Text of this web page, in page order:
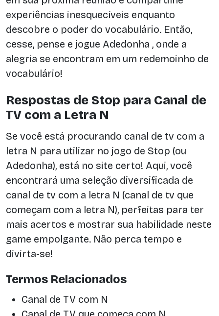
experiências inesquecíveis enquanto
descobre o poder do vocabulário. Então,
cesse, pense e jogue Adedonha , onde a
alegria se encontram em um redemoinho de
vocabulário!
Respostas de Stop para Canal de
TV com a Letra N
Se você está procurando canal de tv com a
letra N para utilizar no jogo de Stop (ou
Adedonha), está no site certo! Aqui, você
encontrará uma seleção diversificada de
canal de tv com a letra N (canal de tv que
começam com a letra N), perfeitas para ter
mais acertos e mostrar sua habilidade neste
game empolgante. Não perca tempo e
divirta-se!
Termos Relacionados
Canal de TV com N